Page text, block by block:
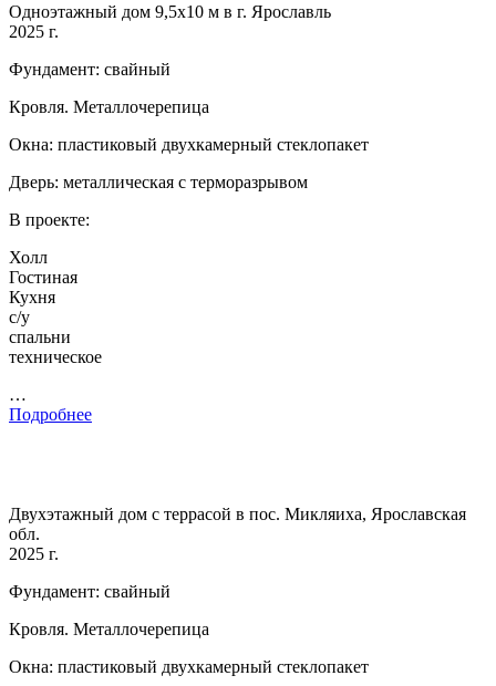
Одноэтажный дом 9,5х10 м в г. Ярославль
2025 г.
Фундамент: свайный
Кровля. Металлочерепица
Окна: пластиковый двухкамерный стеклопакет
Дверь: металлическая с терморазрывом
В проекте:
Холл
Гостиная
Кухня
с/у
спальни
техническое
…
Подробнее
Двухэтажный дом с террасой в пос. Микляиха, Ярославская
обл.
2025 г.
Фундамент: свайный
Кровля. Металлочерепица
Окна: пластиковый двухкамерный стеклопакет